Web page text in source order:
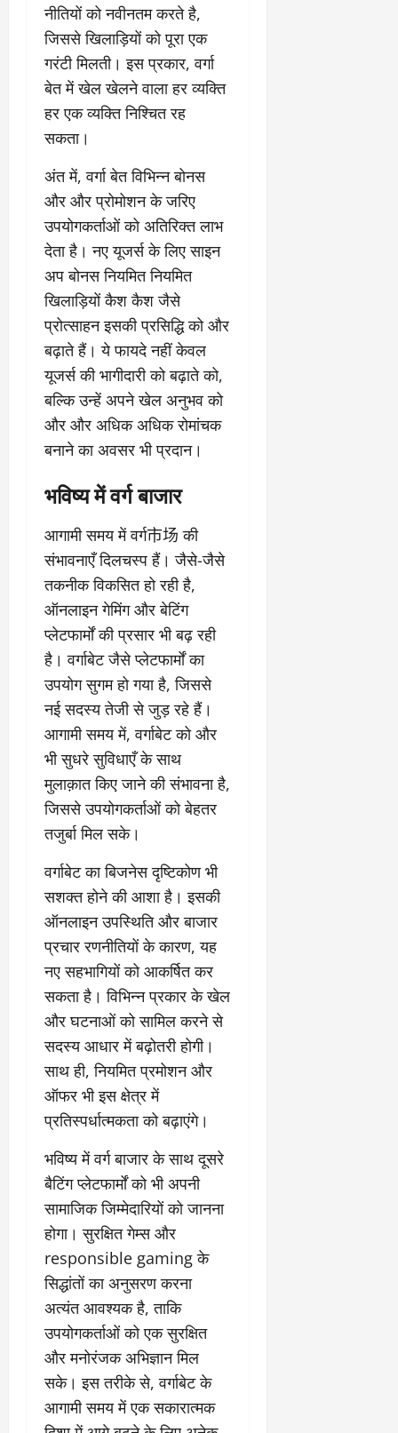
नीतियों को नवीनतम करते है,
जिससे खिलाड़ियों को पूरा एक
गरंटी मिलती। इस प्रकार, वर्गा
बेत में खेल खेलने वाला हर व्यक्ति
हर एक व्यक्ति निश्चित रह
सकता।
अंत में, वर्गा बेत विभिन्न बोनस
और और प्रोमोशन के जरिए
उपयोगकर्ताओं को अतिरिक्त लाभ
देता है। नए यूजर्स के लिए साइन
अप बोनस नियमित नियमित
खिलाड़ियों कैश कैश जैसे
प्रोत्साहन इसकी प्रसिद्धि को और
बढ़ाते हैं। ये फायदे नहीं केवल
यूजर्स की भागीदारी को बढ़ाते को,
बल्कि उन्हें अपने खेल अनुभव को
और और अधिक अधिक रोमांचक
बनाने का अवसर भी प्रदान।
भविष्य में वर्ग बाजार
आगामी समय में वर्ग市场 की
संभावनाएँ दिलचस्प हैं। जैसे-जैसे
तकनीक विकसित हो रही है,
ऑनलाइन गेमिंग और बेटिंग
प्लेटफार्मों की प्रसार भी बढ़ रही
है। वर्गाबेट जैसे प्लेटफार्मों का
उपयोग सुगम हो गया है, जिससे
नई सदस्य तेजी से जुड़ रहे हैं।
आगामी समय में, वर्गाबेट को और
भी सुधरे सुविधाएँ के साथ
मुलाक़ात किए जाने की संभावना है,
जिससे उपयोगकर्ताओं को बेहतर
तजुर्बा मिल सके।
वर्गाबेट का बिजनेस दृष्टिकोण भी
सशक्त होने की आशा है। इसकी
ऑनलाइन उपस्थिति और बाजार
प्रचार रणनीतियों के कारण, यह
नए सहभागियों को आकर्षित कर
सकता है। विभिन्न प्रकार के खेल
और घटनाओं को सामिल करने से
सदस्य आधार में बढ़ोतरी होगी।
साथ ही, नियमित प्रमोशन और
ऑफर भी इस क्षेत्र में
प्रतिस्पर्धात्मकता को बढ़ाएंगे।
भविष्य में वर्ग बाजार के साथ दूसरे
बैटिंग प्लेटफार्मों को भी अपनी
सामाजिक जिम्मेदारियों को जानना
होगा। सुरक्षित गेम्स और
responsible gaming के
सिद्धांतों का अनुसरण करना
अत्यंत आवश्यक है, ताकि
उपयोगकर्ताओं को एक सुरक्षित
और मनोरंजक अभिज्ञान मिल
सके। इस तरीके से, वर्गाबेट के
आगामी समय में एक सकारात्मक